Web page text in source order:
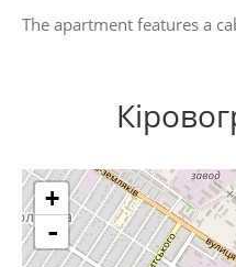
The apartment features a
+
-